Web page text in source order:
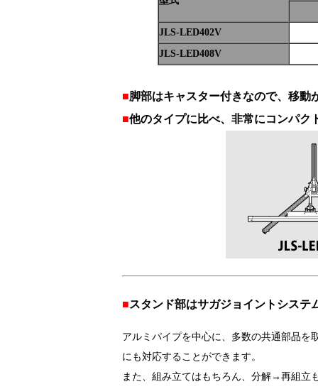
JLS-LED402V
JLS-LED408V
■脚部はキャスター付きなので、移動
■他のタイプに比べ、非常にコンパク
■スタンド部はサガジョイントシス
アルミパイプを中心に、多数の共通部品を
にも対応することができます。
また、組み立てはもちろん、分解→再組立